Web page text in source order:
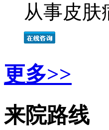
从事皮
更多>>
来院路线